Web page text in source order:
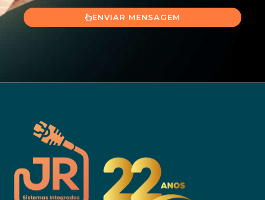
ENVIAR MENSAGEM